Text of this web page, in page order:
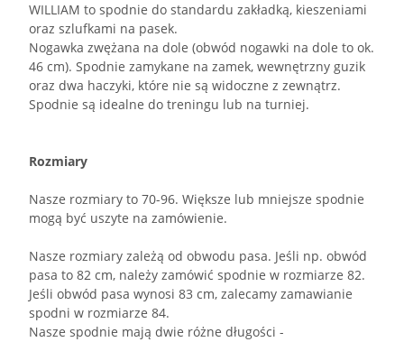
WILLIAM to spodnie do standardu zakładką, kieszeniami
oraz szlufkami na pasek.
Nogawka zwężana na dole (obwód nogawki na dole to ok.
46 cm). Spodnie zamykane na zamek, wewnętrzny guzik
oraz dwa haczyki, które nie są widoczne z zewnątrz.
Spodnie są idealne do treningu lub na turniej.
Rozmiary
Nasze rozmiary to 70-96. Większe lub mniejsze spodnie
mogą być uszyte na zamówienie.
Nasze rozmiary zależą od obwodu pasa. Jeśli np. obwód
pasa to 82 cm, należy zamówić spodnie w rozmiarze 82.
Jeśli obwód pasa wynosi 83 cm, zalecamy zamawianie
spodni w rozmiarze 84.
Nasze spodnie mają dwie różne długości -